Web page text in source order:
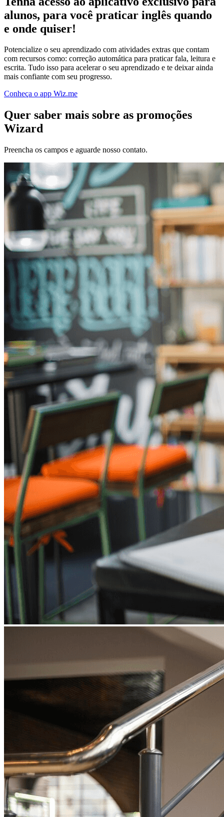
alunos, para você praticar inglês quando
e onde quiser!
Potencialize o seu aprendizado com atividades extras que contam
com recursos como: correção automática para praticar fala, leitura e
escrita. Tudo isso para acelerar o seu aprendizado e te deixar ainda
mais confiante com seu progresso.
Conheça o app Wiz.me
Quer saber mais sobre as promoções
Wizard
Preencha os campos e aguarde nosso contato.